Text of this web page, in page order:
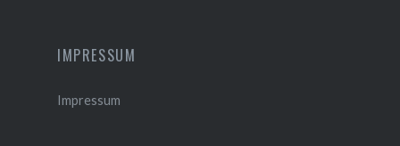
IMPRESSUM
Impressum